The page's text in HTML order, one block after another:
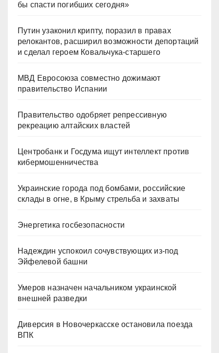
бы спасти погибших сегодня»
Путин узаконил крипту, поразил в правах
релокантов, расширил возможности депортаций
и сделал героем Ковальчука-старшего
МВД Евросоюза совместно дожимают
правительство Испании
Правительство одобряет репрессивную
рекреацию алтайских властей
Центробанк и Госдума ищут интеллект против
кибермошенничества
Украинские города под бомбами, российские
склады в огне, в Крыму стрельба и захваты
Энергетика госбезопасности
Надеждин успокоил сочувствующих из-под
Эйфелевой башни
Умеров назначен начальником украинской
внешней разведки
Диверсия в Новочеркасске остановила поезда
ВПК